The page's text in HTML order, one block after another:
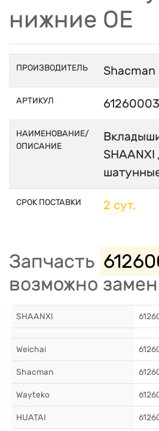
нижние OE
ПРОИЗВОДИТЕЛЬ Shacman
АРТИКУЛ
НАИМЕНОВАНИЕ/
ОПИСАНИЕ
SHAANXI
СРОК ПОСТАВКИ 2 сут.
Запчасть
возможно
SHAANXI
Weichai
Shacman
Wayteko
HUATAI